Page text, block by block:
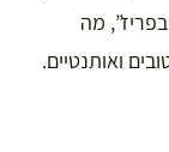
מה
ואותנטיים.